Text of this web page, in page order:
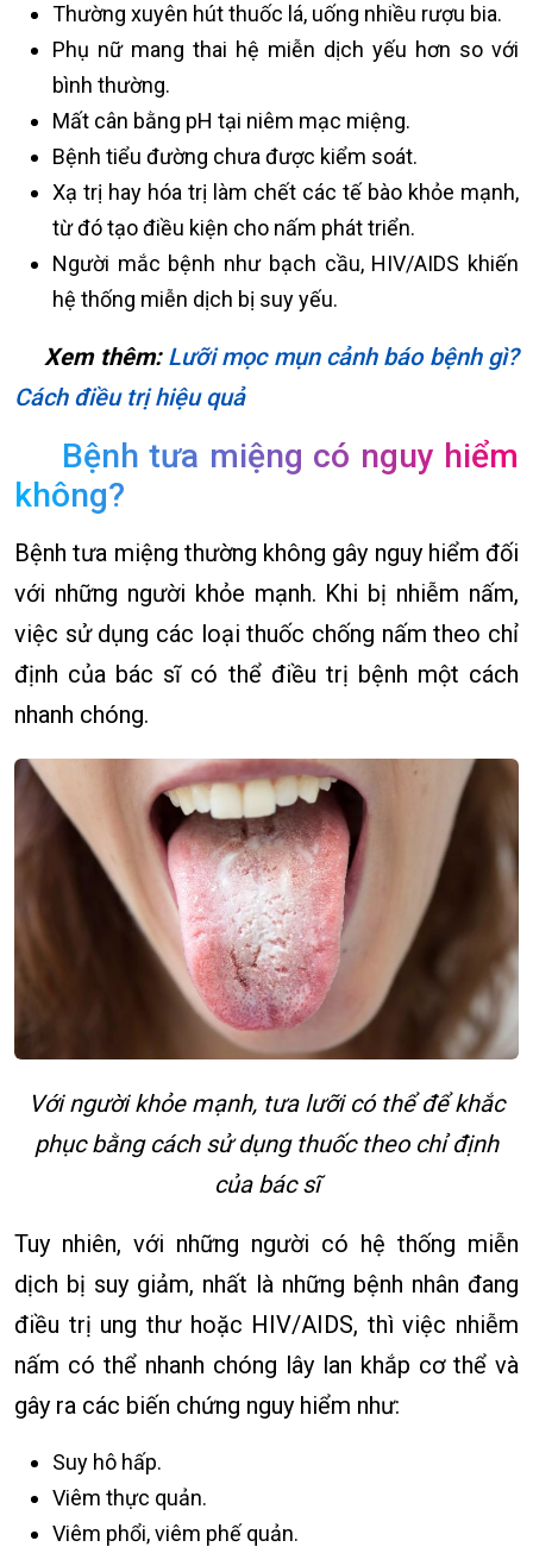
Thường xuyên hút thuốc lá, uống nhiều rượu bia.
Phụ nữ mang thai hệ miễn dịch yếu hơn so với
bình thường.
Mất cân bằng pH tại niêm mạc miệng.
Bệnh tiểu đường chưa được kiểm soát.
Xạ trị hay hóa trị làm chết các tế bào khỏe mạnh,
từ đó tạo điều kiện cho nấm phát triển.
Người mắc bệnh như bạch cầu, HIV/AIDS khiến
hệ thống miễn dịch bị suy yếu.
Xem thêm: Lưỡi mọc mụn cảnh báo bệnh gì?
Cách điều trị hiệu quả
Bệnh tưa miệng có nguy hiểm
không?
Bệnh tưa miệng thường không gây nguy hiểm đối
với những người khỏe mạnh. Khi bị nhiễm nấm,
việc sử dụng các loại thuốc chống nấm theo chỉ
định của bác sĩ có thể điều trị bệnh một cách
nhanh chóng.
Với người khỏe mạnh, tưa lưỡi có thể để khắc
phục bằng cách sử dụng thuốc theo chỉ định
của bác sĩ
Tuy nhiên, với những người có hệ thống miễn
dịch bị suy giảm, nhất là những bệnh nhân đang
điều trị ung thư hoặc HIV/AIDS, thì việc nhiễm
nấm có thể nhanh chóng lây lan khắp cơ thể và
gây ra các biến chứng nguy hiểm như:
Suy hô hấp.
Viêm thực quản.
Viêm phổi, viêm phế quản.